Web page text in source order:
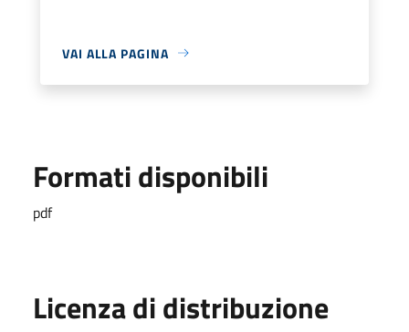
VAI ALLA PAGINA
Formati disponibili
pdf
Licenza di distribuzione